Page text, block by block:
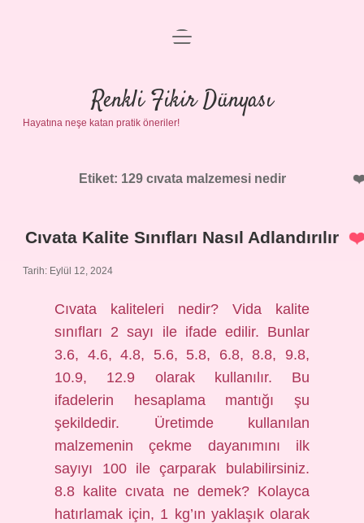
Anasayfa
Gizlilik Politikası
Yasal Uyarı
menüyü
Renkli Fikir Dünyası
Hayatına neşe katan pratik öneriler!
Etiket: 129 cıvata malzemesi nedir
Cıvata Kalite Sınıfları Nasıl Adlandırılır
Tarih: Eylül 12, 2024
Cıvata kaliteleri nedir? Vida kalite
sınıfları 2 sayı ile ifade edilir. Bunlar
3.6, 4.6, 4.8, 5.6, 5.8, 6.8, 8.8, 9.8,
10.9, 12.9 olarak kullanılır. Bu
ifadelerin hesaplama mantığı şu
şekildedir. Üretimde kullanılan
malzemenin çekme dayanımını ilk
sayıyı 100 ile çarparak bulabilirsiniz.
8.8 kalite cıvata ne demek? Kolayca
hatırlamak için, 1 kg’ın yaklaşık olarak